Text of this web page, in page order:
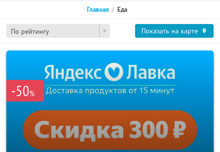
По рейтингу
Главная Еда
Показать на карте
-50%